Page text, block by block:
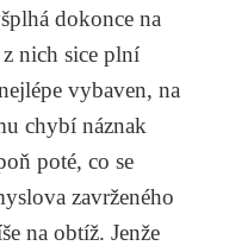
dokonce na
nich sice plní
vybaven, na
chybí náznak
poté, co se
zavrženého
na obtíž. Jenže